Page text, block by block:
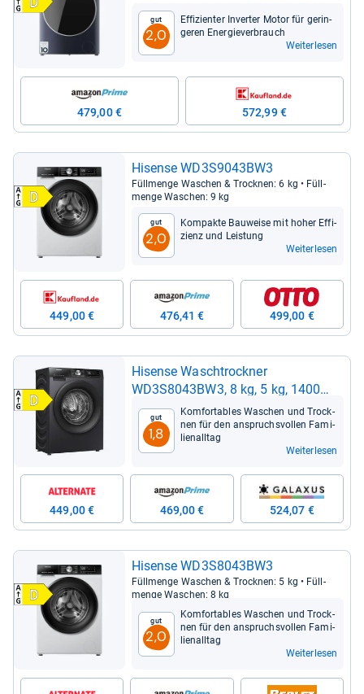
Gut
2,0
Effi­zi­en­ter Inver­ter Motor für gerin­
ge­ren Ener­gie­ver­brauch
Weiterlesen
479,00 € 572,99 €
Hisense WD3S9043BW3
Füll­menge Waschen & Trock­nen: 6 kg • Füll­
menge Waschen: 9 kg
Gut
2,0
Kom­pakte Bau­weise mit hoher Effi­
zi­enz und Leis­tung
Weiterlesen
449,00 € 476,41 € 499,00 €
Hisense Wasch­trock­ner
WD3S8043BW3, 8 kg, 5 kg, 1400
U/min
Gut
1,8
Kom­for­ta­bles Waschen und Trock­
nen für den anspruchs­vol­len Fami­
li­en­all­tag
Weiterlesen
449,00 € 469,00 € 524,07 €
Hisense WD3S8043BW3
Füll­menge Waschen & Trock­nen: 5 kg • Füll­
menge Waschen: 8 kg
Gut
2,0
Kom­for­ta­bles Waschen und Trock­
nen für den anspruchs­vol­len Fami­
li­en­all­tag
Weiterlesen